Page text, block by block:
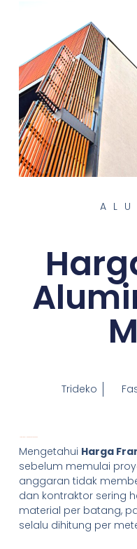
Trideko
Mengetahui Harga
sebelum memulai
anggaran tidak
dan kontraktor sering
material per batang,
selalu dihitung per